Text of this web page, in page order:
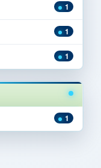
1
1
1
1